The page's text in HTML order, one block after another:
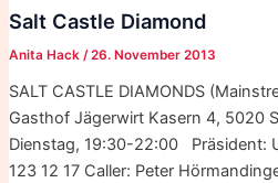
Salt Castle Diamond
Anita Hack /26. November 2013
SALT CASTLE DIAMONDS
Gasthof Jägerwirt Kasern 4, 5020
Dienstag, 19:30-22:00 Präsident:
123 12 17 Caller: Peter